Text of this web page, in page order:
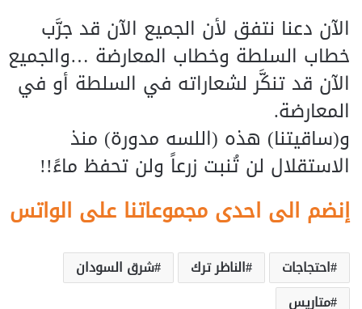
الآن دعنا نتفق لأن الجميع الآن قد جرَّب
خطاب السلطة وخطاب المعارضة …والجميع
الآن قد تنكَّر لشعاراته في السلطة أو في
المعارضة.
و(ساقيتنا) هذه (اللسه مدورة) منذ
الاستقلال لن تُنبت زرعاً ولن تحفظ ماءً!!
إنضم الى احدى مجموعاتنا على الواتس
احتجاجات الناظر ترك
شرق السودان
متاريس